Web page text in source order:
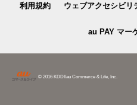
利用規約 ウェブアクセシビリ
au PAY マー
© 2016 KDDI/au Commerce & Life, Inc.